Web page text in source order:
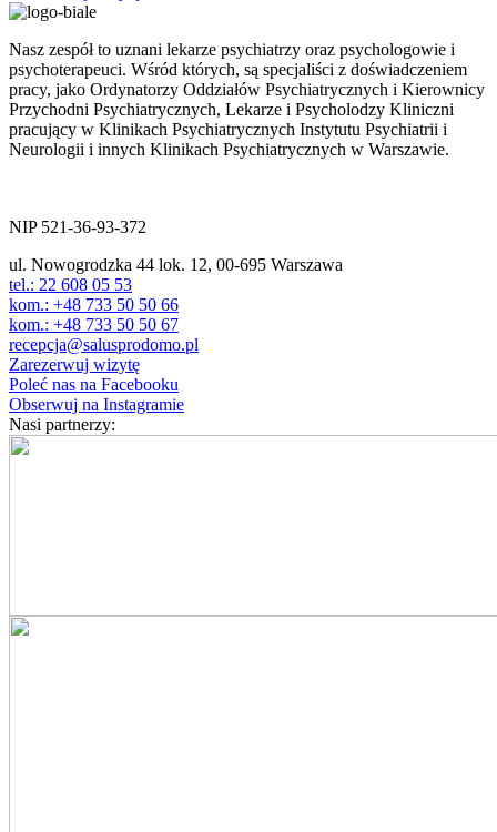
Nasz zespół to uznani lekarze psychiatrzy oraz psychologowie i
psychoterapeuci. Wśród których, są specjaliści z doświadczeniem
pracy, jako Ordynatorzy Oddziałów Psychiatrycznych i Kierownicy
Przychodni Psychiatrycznych, Lekarze i Psycholodzy Kliniczni
pracujący w Klinikach Psychiatrycznych Instytutu Psychiatrii i
Neurologii i innych Klinikach Psychiatrycznych w Warszawie.
NIP 521-36-93-372
ul. Nowogrodzka 44 lok. 12, 00-695 Warszawa
tel.: 22 608 05 53
kom.: +48 733 50 50 66
kom.: +48 733 50 50 67
recepcja@salusprodomo.pl
Zarezerwuj wizytę
Poleć nas na Facebooku
Obserwuj na Instagramie
Nasi partnerzy: